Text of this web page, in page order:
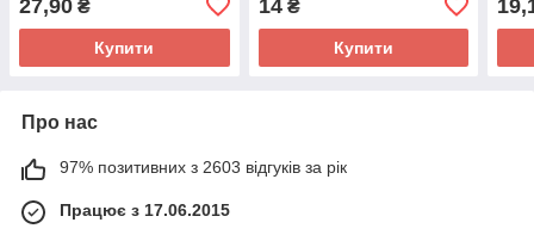
27,90 ₴
Купити
14₴
Купити
Про нас
97% позитивних з 2603 відгуків за рік
Працює з 17.06.2015